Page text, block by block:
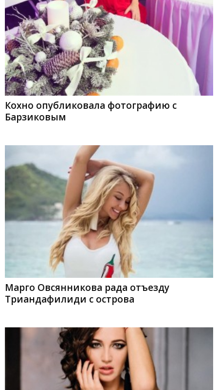
Кохно опубликовала фотографию с
Барзиковым
Марго Овсянникова рада отъезду
Триандафилиди с острова